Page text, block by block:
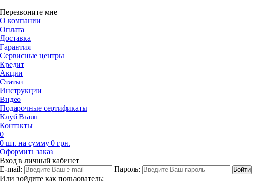
Перезвоните мне
О компании
Оплата
Доставка
Гарантия
Сервисные центры
Кредит
Акции
Статьи
Инструкции
Видео
Подарочные сертификаты
Клуб Braun
Контакты
0
0 шт. на сумму 0 грн.
Оформить заказ
Вход в личный кабинет
E-mail:
Пароль:
Или войдите как пользователь: